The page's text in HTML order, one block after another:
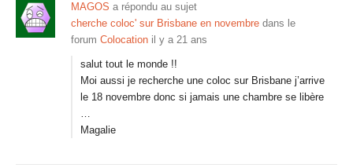
MAGOS a répondu au sujet
cherche coloc' sur Brisbane en novembre dans le
forum Colocation il y a 21 ans
salut tout le monde !!
Moi aussi je recherche une coloc sur Brisbane j’arrive
le 18 novembre donc si jamais une chambre se libère
…
Magalie